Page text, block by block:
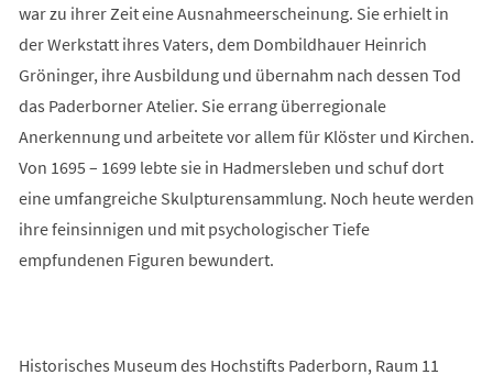
war zu ihrer Zeit eine Ausnahmeerscheinung. Sie erhielt in
der Werkstatt ihres Vaters, dem Dombildhauer Heinrich
Gröninger, ihre Ausbildung und übernahm nach dessen Tod
das Paderborner Atelier. Sie errang überregionale
Anerkennung und arbeitete vor allem für Klöster und Kirchen.
Von 1695 – 1699 lebte sie in Hadmersleben und schuf dort
eine umfangreiche Skulpturensammlung. Noch heute werden
ihre feinsinnigen und mit psychologischer Tiefe
empfundenen Figuren bewundert.
Historisches Museum des Hochstifts Paderborn, Raum 11